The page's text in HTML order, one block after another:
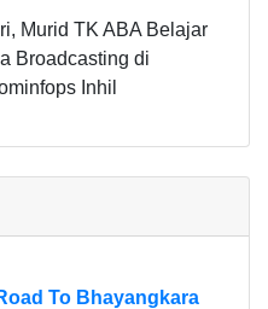
Murid TK ABA Belajar
Broadcasting di
Inhil
To Bhayangkara